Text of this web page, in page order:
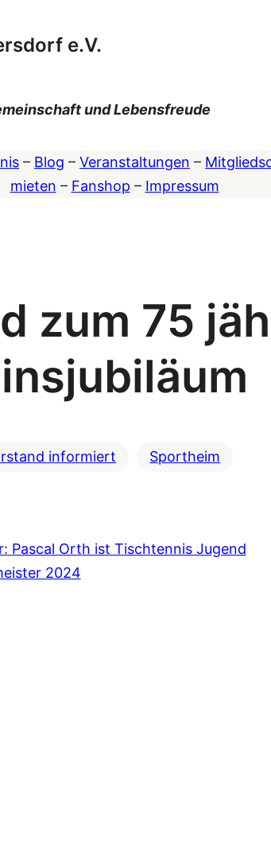
e.V.
und Lebensfreude
– Blog – Veranstaltungen –
mieten – Fanshop – Impressum
zum 75
informiert Sportheim
Pascal Orth ist Tischtennis Jugend
2024